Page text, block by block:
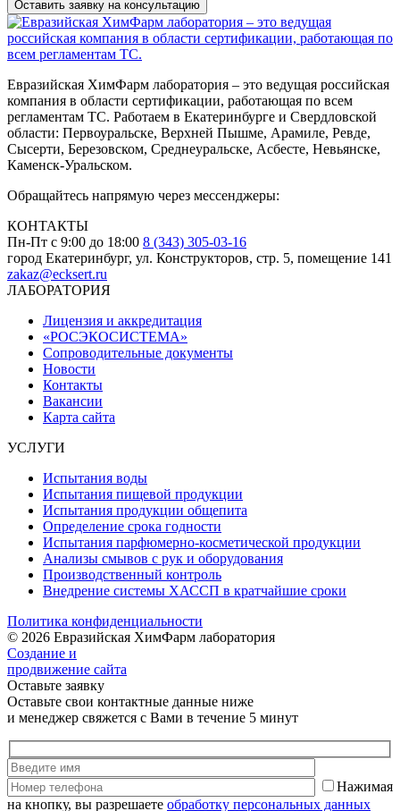
Евразийская ХимФарм лаборатория – это ведущая российская
компания в области сертификации, работающая по всем
регламентам ТС. Работаем в Екатеринбурге и Свердловской
области: Первоуральске, Верхней Пышме, Арамиле, Ревде,
Сысерти, Березовском, Среднеуральске, Асбесте, Невьянске,
Каменск-Уральском.
Обращайтесь напрямую через мессенджеры:
КОНТАКТЫ
Пн-Пт с 9:00 до 18:00 8 (343) 305-03-16
город Екатеринбург, ул. Конструкторов, стр. 5, помещение 141
zakaz@ecksert.ru
ЛАБОРАТОРИЯ
Лицензия и аккредитация
«РОСЭКОСИСТЕМА»
Сопроводительные документы
Новости
Контакты
Вакансии
Карта сайта
УСЛУГИ
Испытания воды
Испытания пищевой продукции
Испытания продукции общепита
Определение срока годности
Испытания парфюмерно-косметической продукции
Анализы смывов с рук и оборудования
Производственный контроль
Внедрение системы ХАССП в кратчайшие сроки
Политика конфиденциальности
© 2026 Евразийская ХимФарм лаборатория
Создание и
продвижение сайта
Оставьте заявку
Оставьте свои контактные данные ниже
и менеджер свяжется с Вами в течение 5 минут
Нажимая
на кнопку, вы разрешаете обработку персональных данных